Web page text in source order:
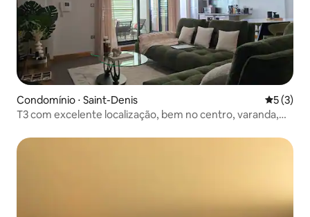
Condomínio ⋅ Saint-Denis 5 de
5 (3)
T3 com excelente localização, bem no centro, varanda,